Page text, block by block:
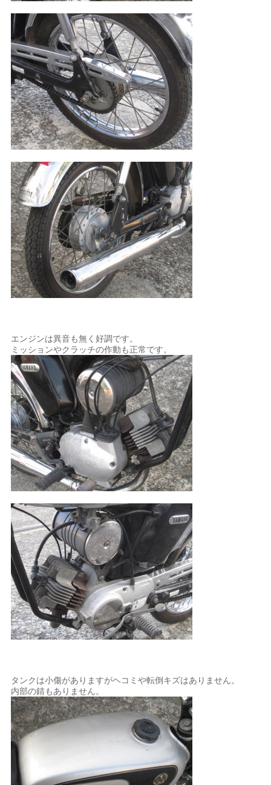
エンジンは異音も無く好調です。
ミッションやクラッチの作動も正常です。
タンクは小傷がありますがヘコミや転倒キズはありません。
内部の錆もありません。